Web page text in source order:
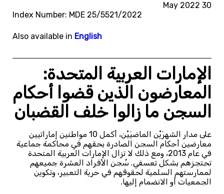
30 May 2022
Index Number: MDE 25/5521/2022
Also available in English
الإمارات العربية المتحدة:
المعارضون الذين قضوا أحكام
السجن ما زالوا خلف القضبان
على مدار الشهرَيْن الماضيَيْن، أكمل 10 مواطنين إماراتيين
معارضين أحكام السجن الصادرة بحقهم في محاكمة جماعية
في عام 2013، ومع ذلك لا تزال الإمارات العربية المتحدة
تحتجزهم بشكل تعسفي. سُجن الأفراد العشرة جميعهم
لممارستهم السلمية لحقوقهم في حرية التعبير، وتكوين
الجمعيات أو الانضمام إليها.